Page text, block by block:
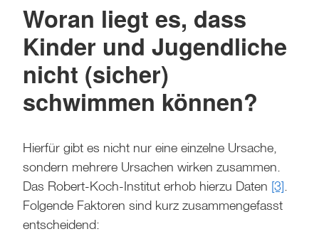
Woran liegt es, dass
Kinder und Jugendliche
nicht (sicher)
schwimmen können?
Hierfür gibt es nicht nur eine einzelne Ursache,
sondern mehrere Ursachen wirken zusammen.
Das Robert-Koch-Institut erhob hierzu Daten [3]
Folgende Faktoren sind kurz zusammengefasst
entscheidend: